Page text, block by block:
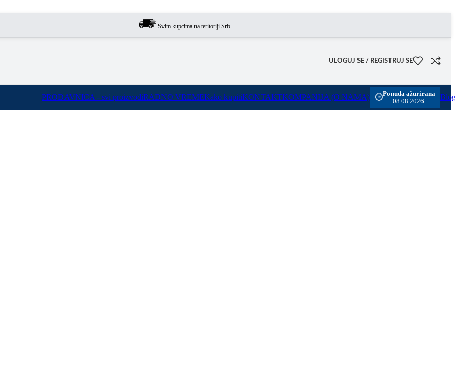
Svim kupcima na teritoriji Srbije omogućili smo besplatnu dostavu za sve porudžbine sa našeg sajta u vrednosti preko 8000 rsd.
ULOGUJ SE / REGISTRUJ SE
PRODAVNICA - svi proizvodiRADNO VREMEKako kupitiKONTAKTKOMPANIJA (O NAMA) 🕒Ponuda ažurirana
08.08.2026.